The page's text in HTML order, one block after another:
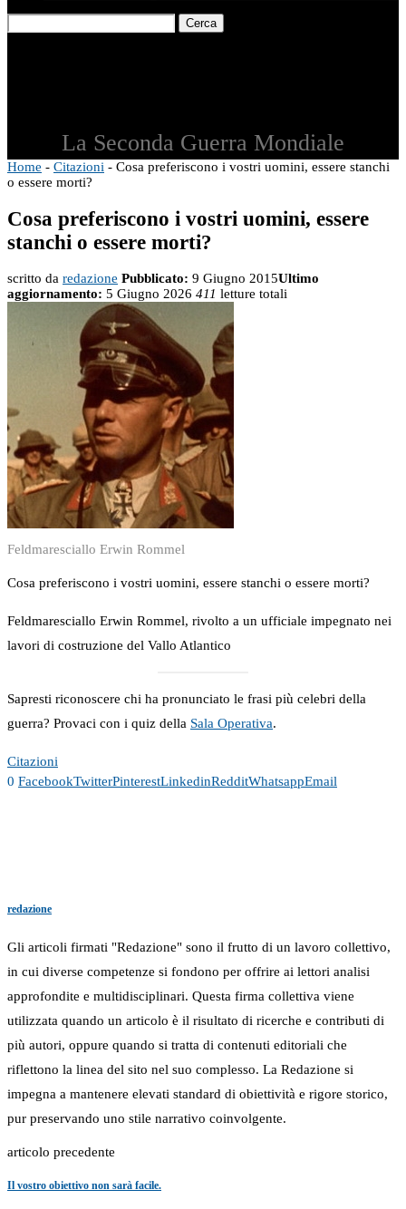
Cerca
La Seconda Guerra Mondiale
Home - Citazioni - Cosa preferiscono i vostri uomini, essere stanchi
o essere morti?
Cosa preferiscono i vostri uomini, essere
stanchi o essere morti?
scritto da redazione Pubblicato: 9 Giugno 2015Ultimo
aggiornamento: 5 Giugno 2026 411 letture totali
Feldmaresciallo Erwin Rommel
Cosa preferiscono i vostri uomini, essere stanchi o essere morti?
Feldmaresciallo Erwin Rommel, rivolto a un ufficiale impegnato nei
lavori di costruzione del Vallo Atlantico
Sapresti riconoscere chi ha pronunciato le frasi più celebri della
guerra? Provaci con i quiz della Sala Operativa.
Citazioni
0 FacebookTwitterPinterestLinkedinRedditWhatsappEmail
redazione
Gli articoli firmati "Redazione" sono il frutto di un lavoro collettivo,
in cui diverse competenze si fondono per offrire ai lettori analisi
approfondite e multidisciplinari. Questa firma collettiva viene
utilizzata quando un articolo è il risultato di ricerche e contributi di
più autori, oppure quando si tratta di contenuti editoriali che
riflettono la linea del sito nel suo complesso. La Redazione si
impegna a mantenere elevati standard di obiettività e rigore storico,
pur preservando uno stile narrativo coinvolgente.
articolo precedente
Il vostro obiettivo non sarà facile.